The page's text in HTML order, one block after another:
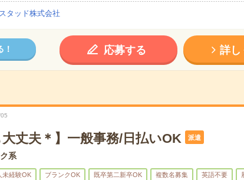
タッド株式会社
！ 応募する 詳し
大丈夫＊】一般事務/日払いOK 派遣
系
未経験OK ブランクOK 既卒第二新卒OK 複数名募集 英語不要